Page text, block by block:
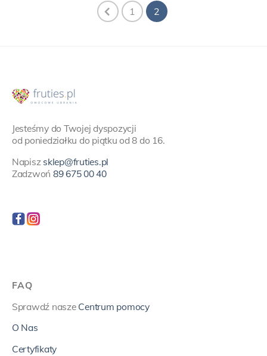
1 2
Jesteśmy do Twojej dyspozycji
od poniedziałku do piątku od 8 do 16.
Napisz sklep@fruties.pl
Zadzwoń 89 675 00 40
FAQ
Sprawdź nasze Centrum pomocy
O Nas
Certyfikaty